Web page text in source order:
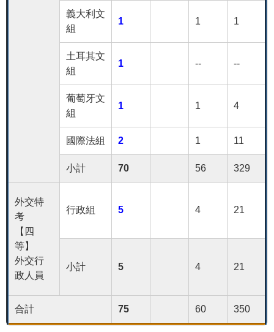
義大利文
組
1 1 1
土耳其文
組
1 -- --
葡萄牙文
組
1 1 4
國際法組 2 1 11
小計 70 56 329
外交特
考
【四
等】
外交行
政人員
行政組 5 4 21
小計 5 4 21
合計 75 60 350